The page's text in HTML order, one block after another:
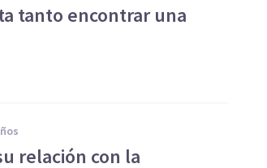
tanto encontrar una
relación con la